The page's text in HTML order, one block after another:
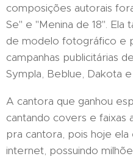
composições autorais
Se" e "Menina de 18".
de modelo fotográfico e
campanhas publicitárias
Sympla, Beblue, Dakota e
A cantora que ganhou
cantando covers e faixas
pra cantora, pois hoje ela
internet, possuindo